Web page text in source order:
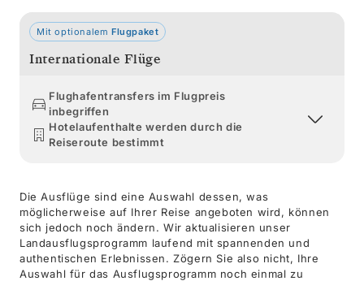
Mit optionalem Flugpaket
Internationale Flüge
Flughafentransfers im Flugpreis
inbegriffen
Hotelaufenthalte werden durch die
Reiseroute bestimmt
Die Ausflüge sind eine Auswahl dessen, was
möglicherweise auf Ihrer Reise angeboten wird, können
sich jedoch noch ändern. Wir aktualisieren unser
Landausflugsprogramm laufend mit spannenden und
authentischen Erlebnissen. Zögern Sie also nicht, Ihre
Auswahl für das Ausflugsprogramm noch einmal zu